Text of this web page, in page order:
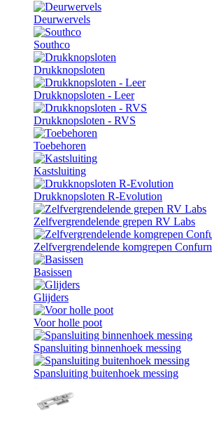
Deurwervels
Southco
Drukknopsloten
Drukknopsloten - Leer
Drukknopsloten - RVS
Toebehoren
Kastsluiting
Drukknopsloten R-Evolution
Zelfvergrendelende grepen RV Labs
Zelfvergrendelende komgrepen Confurn
Basissen
Glijders
Voor holle poot
Spansluiting binnenhoek messing
Spansluiting buitenhoek messing